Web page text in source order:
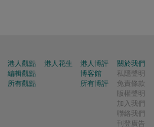
港人觀點
編輯觀點
所有觀點
港人花生
港人博評
博客館
所有博評
關於我們
私隱聲明
免責條款
版權聲明
加入我們
聯絡我們
刊登廣告